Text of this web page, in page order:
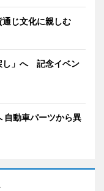
じ文化に親しむ
し」へ 記念イベン
自動車パーツから異